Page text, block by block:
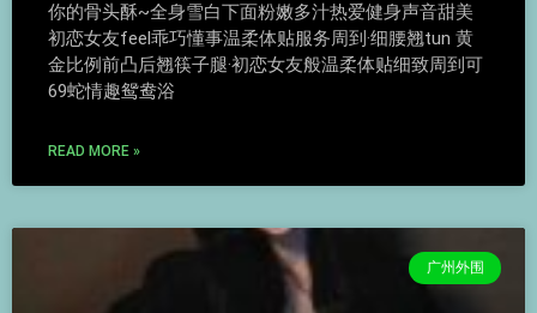
你的骨头酥~全身雪白下面粉嫩多汁热爱健身声音甜美
初恋女友feel乖巧懂事温柔体贴服务周到·细腰翘tun 黄
金比例前凸后翘筷子腿·初恋女友般温柔体贴细致周到可
69蛇情趣鸳鸯浴
READ MORE »
广州外围